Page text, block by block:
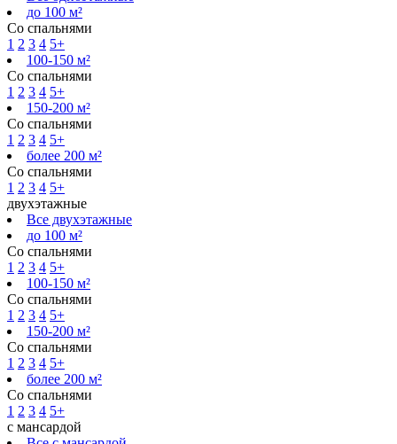
до 100 м²
Со спальнями
1 2 3 4 5+
100-150 м²
Со спальнями
1 2 3 4 5+
150-200 м²
Со спальнями
1 2 3 4 5+
более 200 м²
Со спальнями
1 2 3 4 5+
двухэтажные
Все двухэтажные
до 100 м²
Со спальнями
1 2 3 4 5+
100-150 м²
Со спальнями
1 2 3 4 5+
150-200 м²
Со спальнями
1 2 3 4 5+
более 200 м²
Со спальнями
1 2 3 4 5+
с мансардой